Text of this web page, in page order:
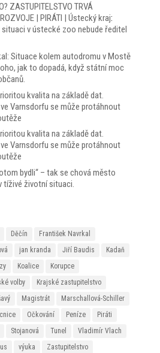
ZASTUPITELSTVO TRVÁ
| PIRÁTI | Ústecký kraj:
v ústecké zoo nebude ředitel
Situace kolem autodromu v Mostě
jak to dopadá, když státní moc
kvalita na základě dat.
Varnsdorfu se může protáhnout
kvalita na základě dat.
Varnsdorfu se může protáhnout
bydli“ – tak se chová město
tíživé životní situaci.
Děčín
František Navrkal
jan kranda Jiří Baudis
Kadaň
Koalice
Korupce
volby
Krajské zastupitelstvo
Magistrát
Marschallová-Schiller
Očkování Peníze
Piráti
Stojanová Tunel
Vladimír Vlach
výuka
Zastupitelstvo